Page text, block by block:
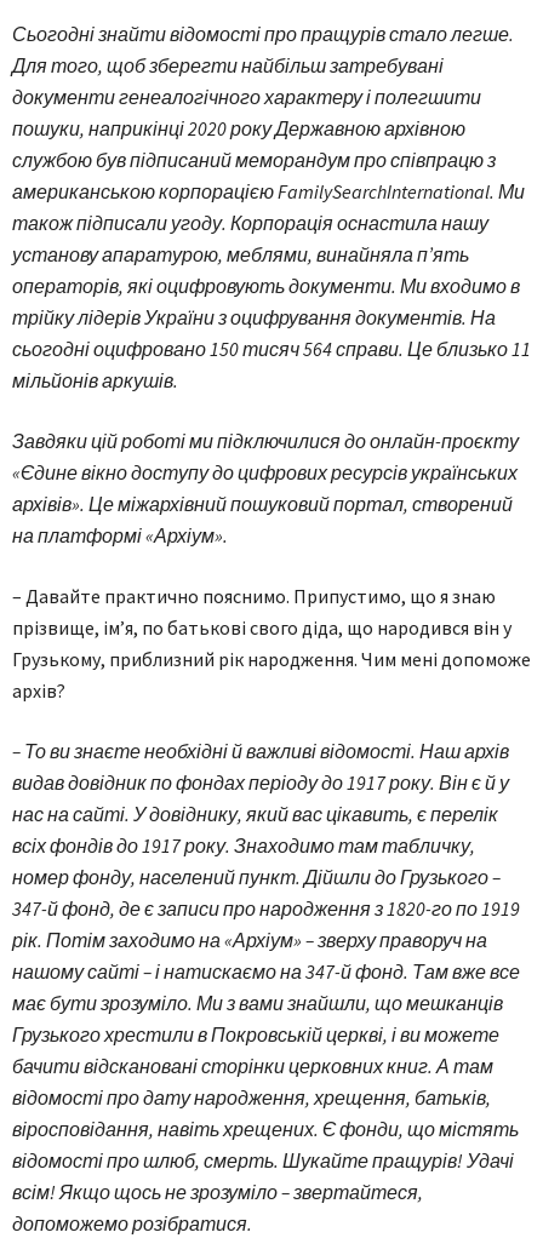
Сьогодні знайти відомості про пращурів стало легше.
Для того, щоб зберегти найбільш затребувані
документи генеалогічного характеру і полегшити
пошуки, наприкінці 2020 року Державною архівною
службою був підписаний меморандум про співпрацю з
американською корпорацією FamilySearchInternational. Ми
також підписали угоду. Корпорація оснастила нашу
установу апаратурою, меблями, винайняла п’ять
операторів, які оцифровують документи. Ми входимо в
трійку лідерів України з оцифрування документів. На
сьогодні оцифровано 150 тисяч 564 справи. Це близько 11
мільйонів аркушів.
Завдяки цій роботі ми підключилися до онлайн-проєкту
«Єдине вікно доступу до цифрових ресурсів українських
архівів». Це міжархівний пошуковий портал, створений
на платформі «Архіум».
– Давайте практично пояснимо. Припустимо, що я знаю
прізвище, ім’я, по батькові свого діда, що народився він у
Грузькому, приблизний рік народження. Чим мені допоможе
архів?
– То ви знаєте необхідні й важливі відомості. Наш архів
видав довідник по фондах періоду до 1917 року. Він є й у
нас на сайті. У довіднику, який вас цікавить, є перелік
всіх фондів до 1917 року. Знаходимо там табличку,
номер фонду, населений пункт. Дійшли до Грузького –
347-й фонд, де є записи про народження з 1820-го по 1919
рік. Потім заходимо на «Архіум» – зверху праворуч на
нашому сайті – і натискаємо на 347-й фонд. Там вже все
має бути зрозуміло. Ми з вами знайшли, що мешканців
Грузького хрестили в Покровській церкві, і ви можете
бачити відскановані сторінки церковних книг. А там
відомості про дату народження, хрещення, батьків,
віросповідання, навіть хрещених. Є фонди, що містять
відомості про шлюб, смерть. Шукайте пращурів! Удачі
всім! Якщо щось не зрозуміло – звертайтеся,
допоможемо розібратися.